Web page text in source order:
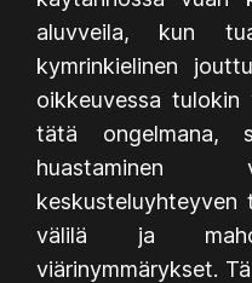
aluvveila, kun
kymrinkielinen
oikkeuvessa
tätä ongelmana,
huastaminen
keskusteluyhteyven
välilä ja
viärinymmärykset.